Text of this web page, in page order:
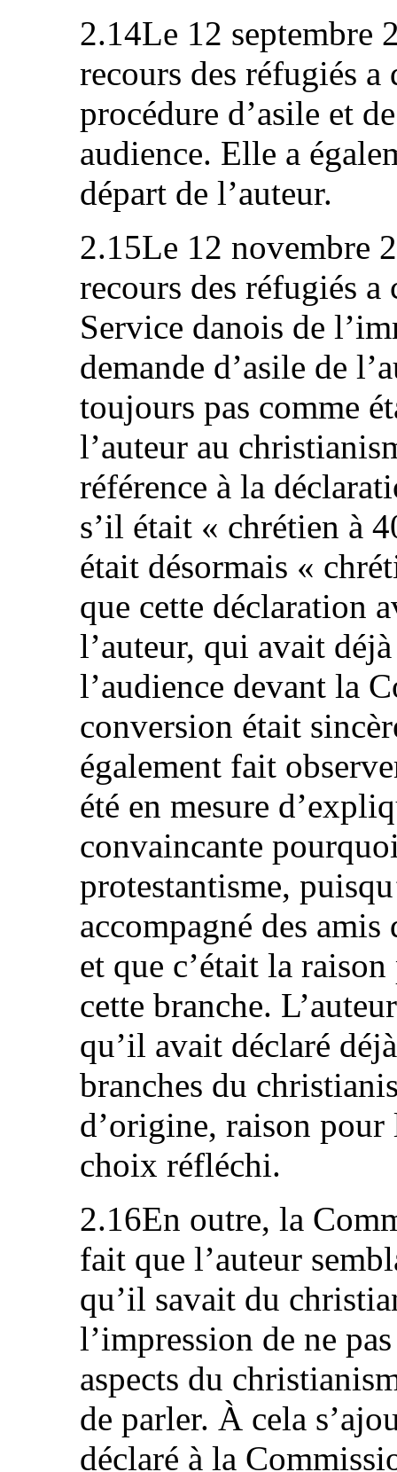
2.14Le 12 septembre
recours des réfugiés
procédure d’asile et
audience. Elle a
départ de l’auteur.
2.15Le 12 novembre
recours des réfugiés
Service danois de
demande d’asile de
toujours pas comme
l’auteur au
référence à la
s’il était « chrétien à
était désormais «
que cette déclaration
l’auteur, qui avait
l’audience devant la
conversion était
également fait
été en mesure
convaincante
protestantisme,
accompagné des
et que c’était la
cette branche.
qu’il avait déclaré
branches du
d’origine, raison
choix réfléchi.
2.16En outre, la
fait que l’auteur
qu’il savait du
l’impression de ne
aspects du
de parler. À cela
déclaré à la